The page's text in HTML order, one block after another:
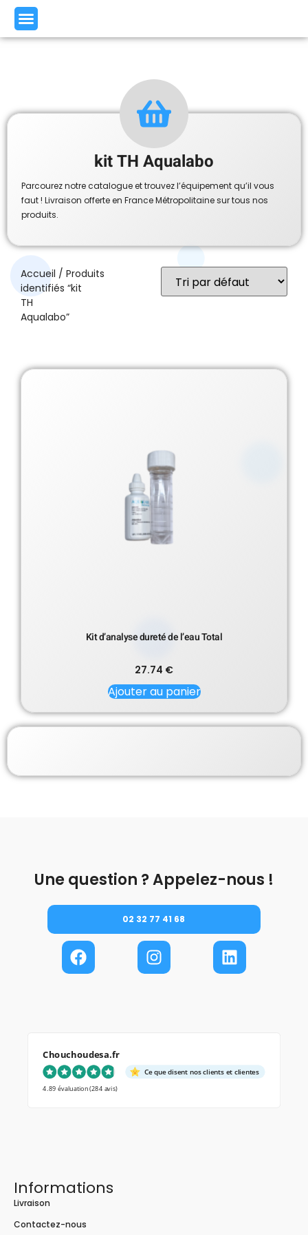
kit TH Aqualabo
Parcourez notre catalogue et trouvez l’équipement qu’il vous
faut ! Livraison offerte en France Métropolitaine sur tous nos
produits.
Accueil / Produits
identifiés “kit
TH
Aqualabo”
Kit d’analyse dureté de l’eau Total
27.74 €
Ajouter au panier
Une question ? Appelez-nous !
02 32 77 41 68
Chouchoudesa.fr
Ce que disent nos clients et clientes
4.89 évaluation(284 avis)
Informations
Livraison
Contactez-nous